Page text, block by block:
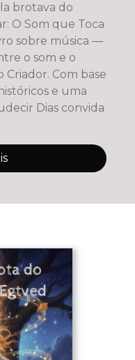
brotava do
sobre música —
o som e o
Com base
e uma
Dias convida